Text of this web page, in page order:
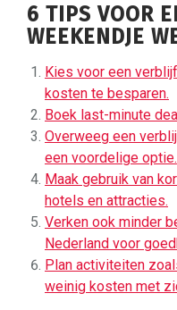
6 TIPS VOOR
WEEKENDJE
Kies voor een
kosten te besparen.
Boek last-minute
Overweeg een
een voordelige optie.
Maak gebruik van
hotels en attracties.
Verken ook minder
Nederland voor
Plan activiteiten
weinig kosten met